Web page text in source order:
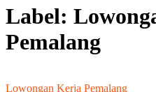
Label:
Pemalang
Lowongan Kerja Pemalang